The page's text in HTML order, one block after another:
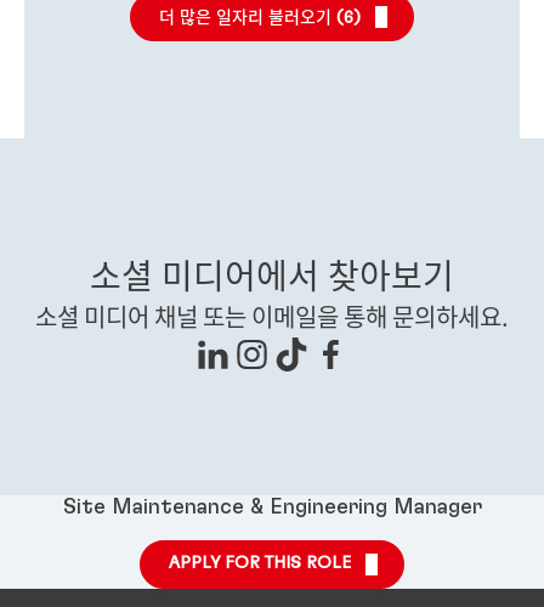
더 많은 일자리 불러오기 (6)
소셜 미디어에서 찾아보기
소셜 미디어 채널 또는 이메일을 통해 문의하세요.
Site Maintenance & Engineering Manager
APPLY FOR THIS ROLE